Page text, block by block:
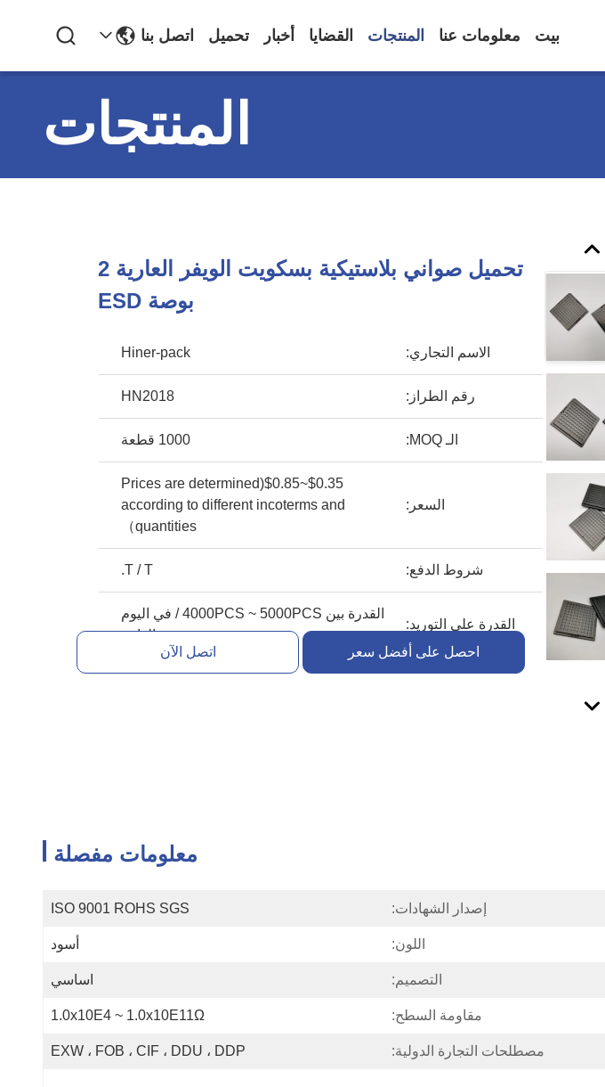
بيت معلومات عنا المنتجات القضايا أخبار تحميل اتصل بنا
المنتجات
تحميل صواني بلاستيكية بسكويت الويفر العارية 2
بوصة ESD
الاسم التجاري: Hiner-pack
رقم الطراز: HN2018
الـ MOQ: 1000 قطعة
السعر:
$0.35~$0.85(Prices are determined
according to different incoterms and
quantities）
شروط الدفع: T / T.
القدرة على التوريد:
القدرة بين 4000PCS ~ 5000PCS / في اليوم
الواحد
احصل على أفضل سعر
اتصل الآن
معلومات مفصلة
إصدار الشهادات: ISO 9001 ROHS SGS
اللون: أسود
التصميم: اساسي
مقاومة السطح: 1.0x10E4 ~ 1.0x10E11Ω
مصطلحات التجارة الدولية: EXW ، FOB ، CIF ، DDU ، DDP